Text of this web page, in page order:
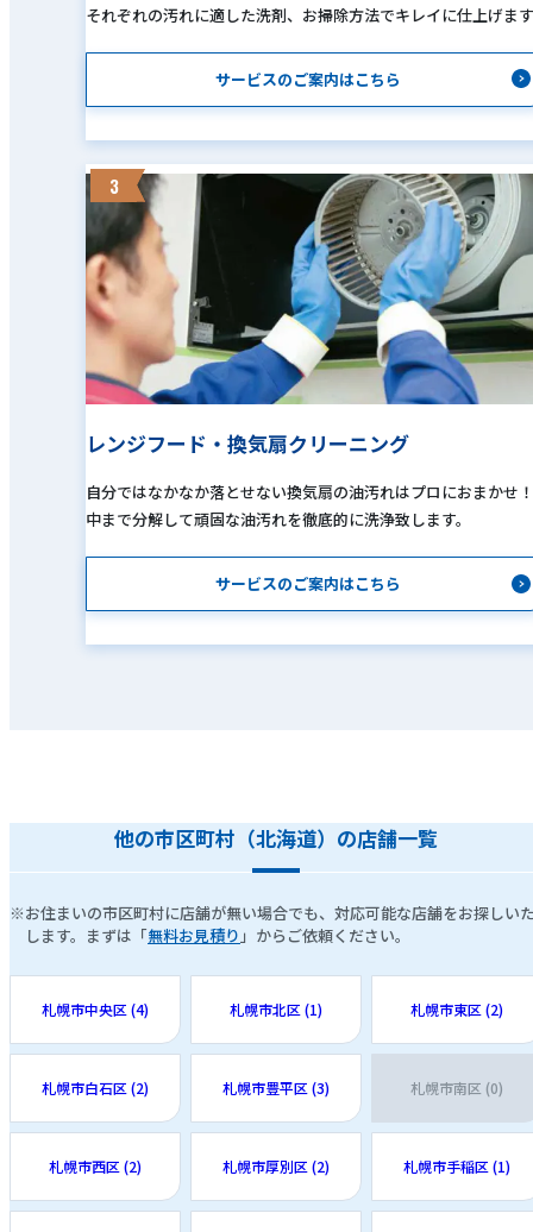
それぞれの汚れに適した洗剤、お掃除方法でキレイに仕上げま
サービスのご案内はこちら
3
レンジフード・換気扇クリーニング
自分ではなかなか落とせない換気扇の油汚れはプロにおまかせ！
中まで分解して頑固な油汚れを徹底的に洗浄致します。
サービスのご案内はこちら
他の市区町村（北海道）の店舗一覧
※お住まいの市区町村に店舗が無い場合でも、対応可能な店舗をお探しい
します。まずは「無料お見積り 」からご依頼ください。
札幌市中央区 (4) 札幌市北区 (1) 札幌市東区 (2)
札幌市白石区 (2) 札幌市豊平区 (3) 札幌市南区 (0)
札幌市西区 (2) 札幌市厚別区 (2) 札幌市手稲区 (1)